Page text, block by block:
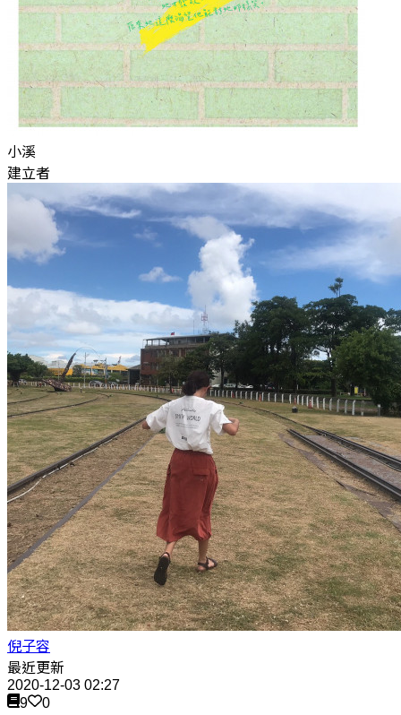
小溪
建立者
倪子容
最近更新
2020-12-03 02:27
9
0